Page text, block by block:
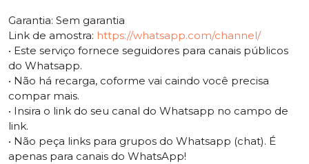
Garantia: Sem garantia
Link de amostra: https://whatsapp.com/channel/
• Este serviço fornece seguidores para canais públicos
do Whatsapp.
• Não há recarga, coforme vai caindo você precisa
compar mais.
• Insira o link do seu canal do Whatsapp no ​​campo de
link.
• Não peça links para grupos do Whatsapp (chat). É
apenas para canais do WhatsApp!